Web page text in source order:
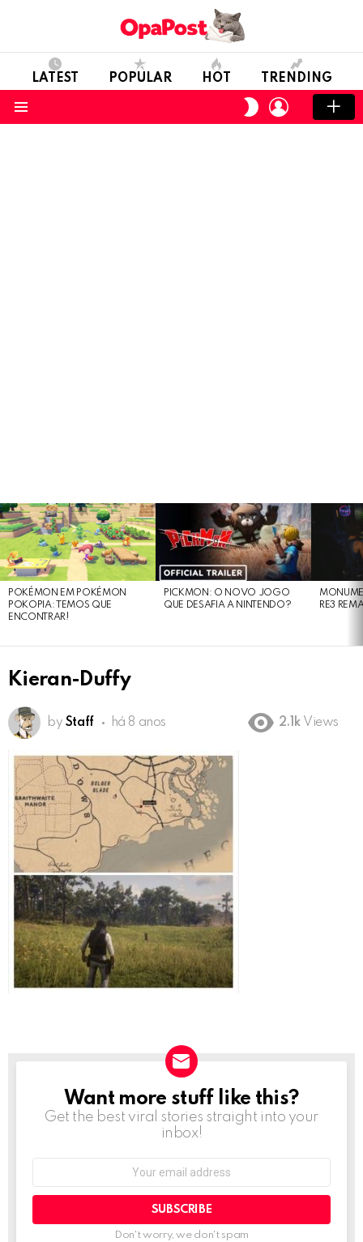
LATEST POPULAR HOT TRENDING
SWITCH
SKIN
LOGIN
LATEST
STORIES
POKÉMON EM POKÉMON
POKOPIA: TEMOS QUE
ENCONTRAR!
PICKMON: O NOVO JOGO
QUE DESAFIA A NINTENDO?
RE3
Kieran-Duffy
by Staff há 8 anos 2.1k Views
NEWSLETTER
Want more stuff like this?
Get the best viral stories straight into your
inbox!
Don't worry, we don't spam